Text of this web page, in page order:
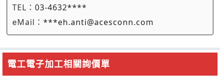
TEL： 03-4632****
eMail： ***eh.anti@acesconn.com
電工電子加工相關詢價單